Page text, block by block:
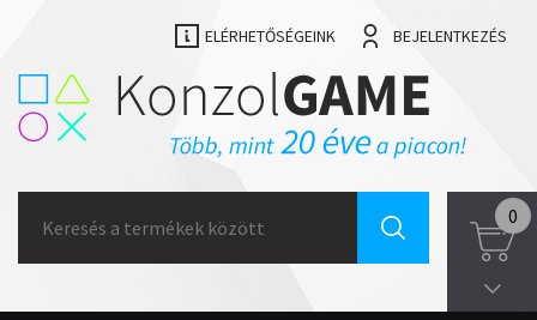
ELÉRHETŐSÉGEINK BEJELENTKEZÉS
for:
0